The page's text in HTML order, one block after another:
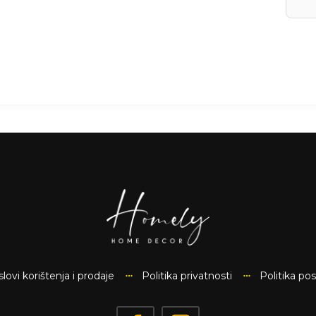
korištenja i prodaje Politika privatnosti Politika